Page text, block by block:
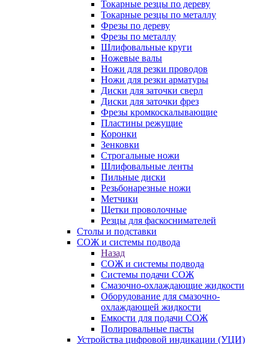
Токарные резцы по дереву
Токарные резцы по металлу
Фрезы по дереву
Фрезы по металлу
Шлифовальные круги
Ножевые валы
Ножи для резки проводов
Ножи для резки арматуры
Диски для заточки сверл
Диски для заточки фрез
Фрезы кромкоскалывающие
Пластины режущие
Коронки
Зенковки
Строгальные ножи
Шлифовальные ленты
Пильные диски
Резьбонарезные ножи
Метчики
Щетки проволочные
Резцы для фаскоснимателей
Столы и подставки
СОЖ и системы подвода
Назад
СОЖ и системы подвода
Системы подачи СОЖ
Смазочно-охлаждающие жидкости
Оборудование для смазочно-
охлаждающей жидкости
Емкости для подачи СОЖ
Полировальные пасты
Устройства цифровой индикации (УЦИ)